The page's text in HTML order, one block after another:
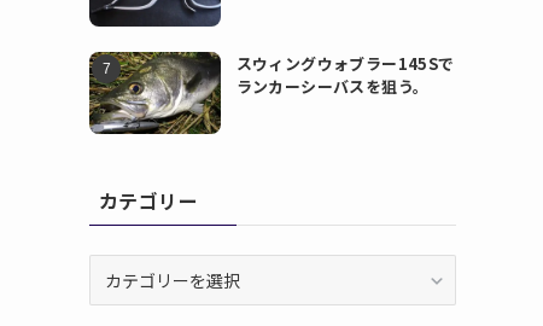
スウィングウォブラー145Sで
ランカーシーバスを狙う。
カテゴリー